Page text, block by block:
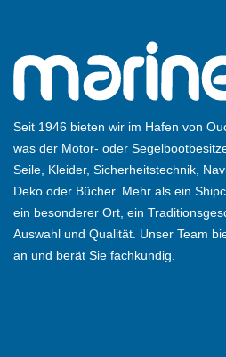
Seit 1946 bieten wir im Hafen von
was der Motor- oder
Seile, Kleider, Sicherheitstechnik,
Deko oder Bücher. Mehr als ein
ein besonderer Ort, ein
Auswahl und Qualität. Unser Team
an und berät Sie fachkundig.